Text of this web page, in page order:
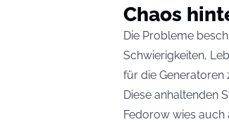
Chaos
Die Probleme
Schwierigkeiten,
für die Generatoren
Diese anhaltenden
Fedorow wies auch